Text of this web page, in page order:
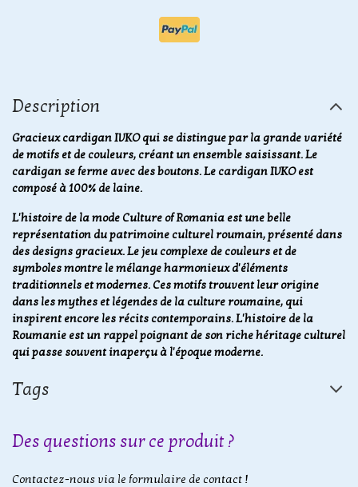
Description
Gracieux cardigan IVKO qui se distingue par la grande variété
de motifs et de couleurs, créant un ensemble saisissant. Le
cardigan se ferme avec des boutons. Le cardigan IVKO est
composé à 100% de laine.
L'histoire de la mode Culture of Romania est une belle
représentation du patrimoine culturel roumain, présenté dans
des designs gracieux. Le jeu complexe de couleurs et de
symboles montre le mélange harmonieux d'éléments
traditionnels et modernes. Ces motifs trouvent leur origine
dans les mythes et légendes de la culture roumaine, qui
inspirent encore les récits contemporains. L'histoire de la
Roumanie est un rappel poignant de son riche héritage culturel
qui passe souvent inaperçu à l'époque moderne.
Tags
Des questions sur ce produit ?
Contactez-nous via le formulaire de contact !